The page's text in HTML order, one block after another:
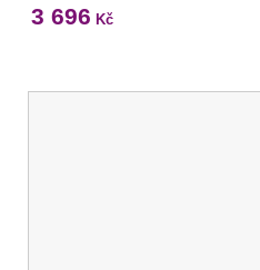
3 696 Kč